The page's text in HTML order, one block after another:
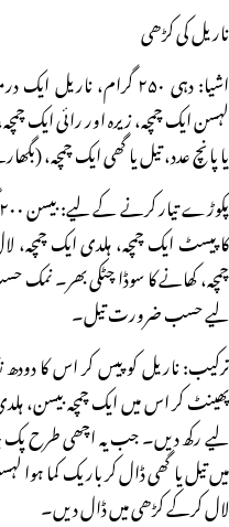
ناریل کی کڑھی
اشیا: دہی ۲۵۰ گرام،
لہسن ایک چمچہ، زیرہ اور رائی ایک
یا پانچ عدد، تیل یا گھی ایک چمچہ،
کا پیسٹ ایک چمچہ، ہلدی ایک چمچہ،
چمچہ، کھانے کا سوڈا چٹکی بھر۔ نمک
لیے حسب ضرورت تیل۔
ترکیب: ناریل کو پیس کر اس کا
پھینٹ کر اس میں ایک چمچہ بیسن،
لیے رکھ دیں۔ جب یہ اچھی طرح پک
میں تیل یا گھی ڈال کر باریک کما ہوا
لال کرکے کڑھی میں ڈال دیں۔